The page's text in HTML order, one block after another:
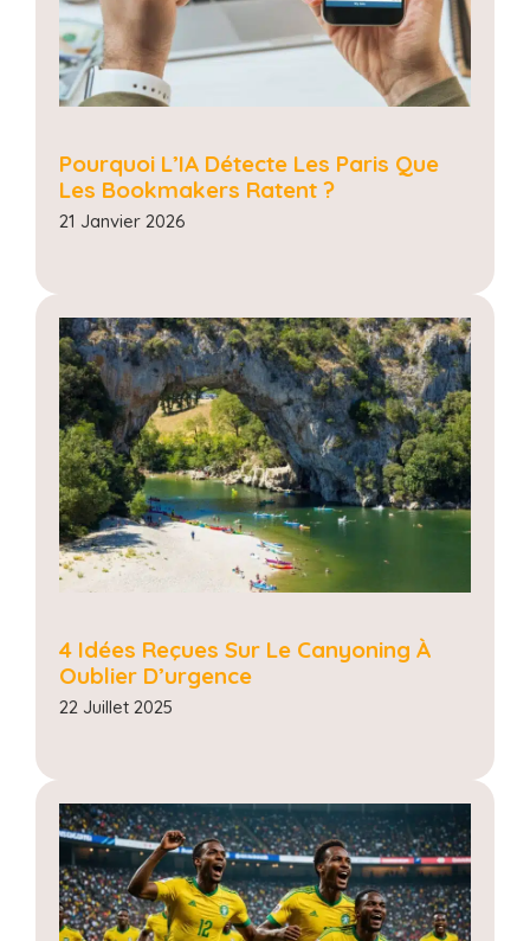
Pourquoi L’IA Détecte Les Paris Que
Les Bookmakers Ratent ?
21 Janvier 2026
4 Idées Reçues Sur Le Canyoning À
Oublier D’urgence
22 Juillet 2025